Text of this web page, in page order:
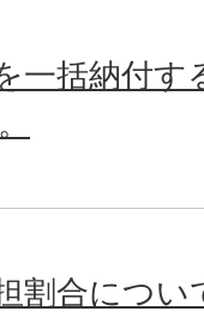
一括納付す
割合につ